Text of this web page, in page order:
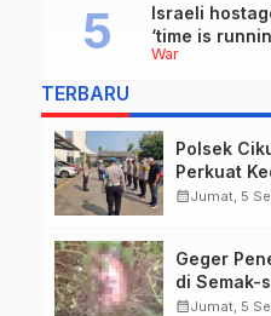
War
Israeli
‘time is
she
TERBARU
Polsek
Perkuat
calendar_monthJumat, 5
Geger
di Semak-
calendar_monthJumat, 5